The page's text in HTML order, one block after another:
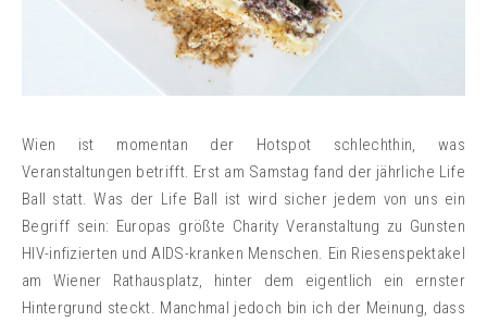
Wien ist momentan der Hotspot schlechthin, was
Veranstaltungen betrifft. Erst am Samstag fand der jährliche Life
Ball statt. Was der Life Ball ist wird sicher jedem von uns ein
Begriff sein: Europas größte Charity Veranstaltung zu Gunsten
HIV-infizierten und AIDS-kranken Menschen. Ein Riesenspektakel
am Wiener Rathausplatz, hinter dem eigentlich ein ernster
Hintergrund steckt. Manchmal jedoch bin ich der Meinung, dass